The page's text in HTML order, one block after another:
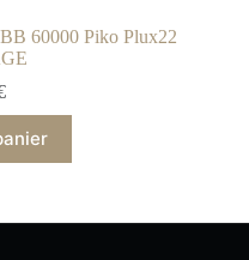
60000 Piko Plux22